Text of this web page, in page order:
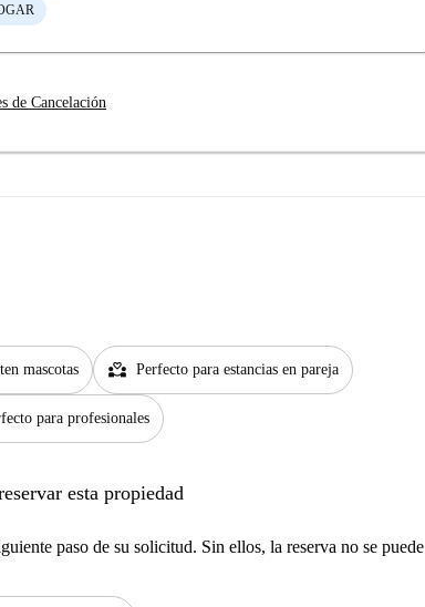
de Cancelación
mascotas partner_heart Perfecto para estancias en pareja
para profesionales
esta propiedad
paso de su solicitud. Sin ellos, la reserva no se puede